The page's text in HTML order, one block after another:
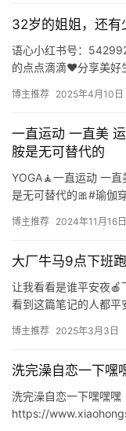
32岁的姐姐，还有
语心小红书号：
的点点滴滴❤️分享美好
博主推荐 2025年4月10日
一直运动 一直美
胺是无可替代的
YOGA🧘一直运动 一
是无可替代的🎀#瑜伽
博主推荐 2024年11月16日
大厂牛马9点下班
让我看看是谁平安夜
看到这篇笔记的人都
博主推荐 2025年3月3日
洗完澡自恋一下嘿
洗完澡自恋一下嘿嘿嘿
https://